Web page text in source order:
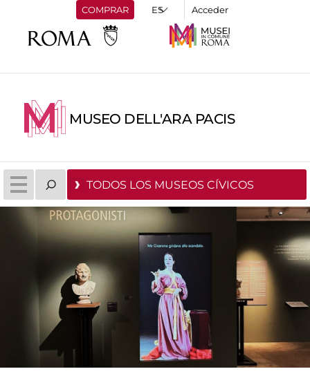
COMPRAR Acceder
MUSEO DELL'ARA PACIS
TODOS LOS MUSEOS CÍVICOS